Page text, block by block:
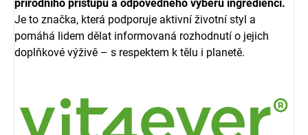
přírodního přístupu a odpovědného výběru ingrediencí.
Je to značka, která podporuje aktivní životní styl a
pomáhá lidem dělat informovaná rozhodnutí o jejich
doplňkové výživě – s respektem k tělu i planetě.